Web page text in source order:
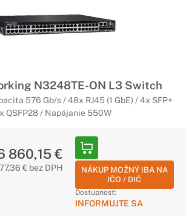
N3248TE-ON L3 Switch
576 Gb/s / 48x RJ45 (1 GbE) / 4x SFP+
QSFP28 / Napájanie 550W
860,15 €
€ bez DPH
NÁKUP MOŽNÝ IBA NA
IČO / DIČ
Dostupnosť:
INFORMUJTE SA